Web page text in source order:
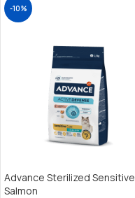
-10%
Advance Sterilized Sensitive
Salmon